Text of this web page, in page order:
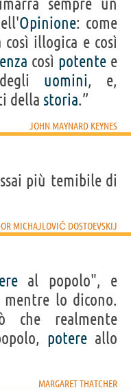
Opinione: come
illogica e così
così potente e
uomini, e,
della storia.”
JOHN MAYNARD KEYNES
più temibile di
MICHAJLOVIČ DOSTOEVSKIJ
al popolo", e
lo dicono.
che realmente
potereallo
MARGARET THATCHER